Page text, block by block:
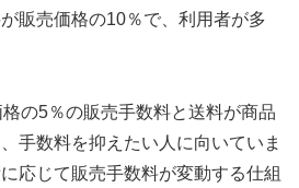
販売価格の10％で、利用者が多
の5％の販売手数料と送料が商品
手数料を抑えたい人に向いていま
応じて販売手数料が変動する仕組